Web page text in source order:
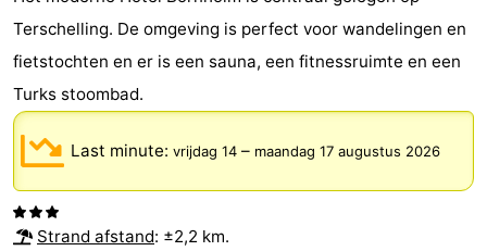
Evenementen
Praktisch
Forum
Route
-
Terschelling. De omgeving is perfect voor wandelingen en
fietstochten en er is een sauna, een fitnessruimte en een
Turks stoombad.
Last minute: vrijdag 14 – maandag 17 augustus 2026
Strand afstand: ±2,2 km.